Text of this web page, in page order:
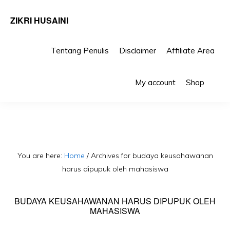
ZIKRI HUSAINI
Tentang Penulis Disclaimer Affiliate Area
My account Shop
You are here: Home /Archives for budaya keusahawanan
harus dipupuk oleh mahasiswa
BUDAYA KEUSAHAWANAN HARUS DIPUPUK OLEH
MAHASISWA